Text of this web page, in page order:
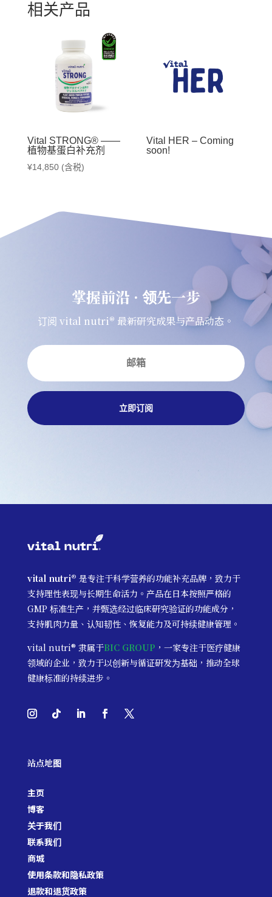
相关产品
Vital STRONG® ——
植物基蛋白补充剂
¥14,850 (含税)
Vital HER – Coming
soon!
掌握前沿 · 领先一步
订阅 vital nutri® 最新研究成果与产品动态。
立即订阅
vital nutri® 是专注于科学营养的功能补充品牌，致力于
支持理性表现与长期生命活力。产品在日本按照严格的
GMP 标准生产，并甄选经过临床研究验证的功能成分，
支持肌肉力量、认知韧性、恢复能力及可持续健康管理。
vital nutri® 隶属于BIC GROUP ， 一家专注于医疗健康
领域的企业，致力于以创新与循证研发为基础，推动全球
健康标准的持续进步。
站点地图
主页
博客
关于我们
联系我们
商城
使用条款和隐私政策
退款和退货政策